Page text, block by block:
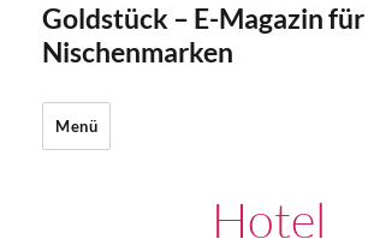
Goldstück – E-Magazin für
Nischenmarken
Menü
Hotel